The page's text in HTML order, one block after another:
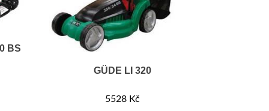
BS
GÜDE LI 320
5528 Kč